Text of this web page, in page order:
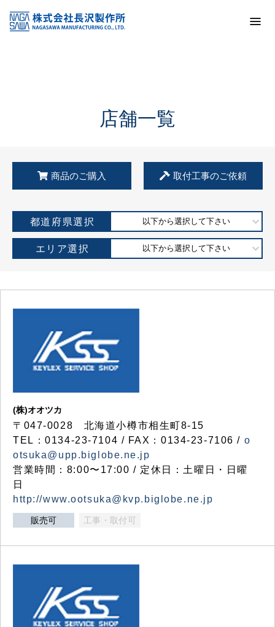
KSS加盟店・取扱店情報
店舗一覧
店舗一覧
商品のご購入 取付工事のご依頼
都道府県選択 以下から選択して下さい
エリア選択 以下から選択して下さい
(株)オオツカ
〒047-0028 北海道小樽市相生町8-15
TEL：0134-23-7104 / FAX：0134-23-7106 / o
otsuka@upp.biglobe.ne.jp
営業時間：8:00〜17:00 / 定休日：土曜日・日曜
日
http://www.ootsuka@kvp.biglobe.ne.jp
販売可 工事・取付可